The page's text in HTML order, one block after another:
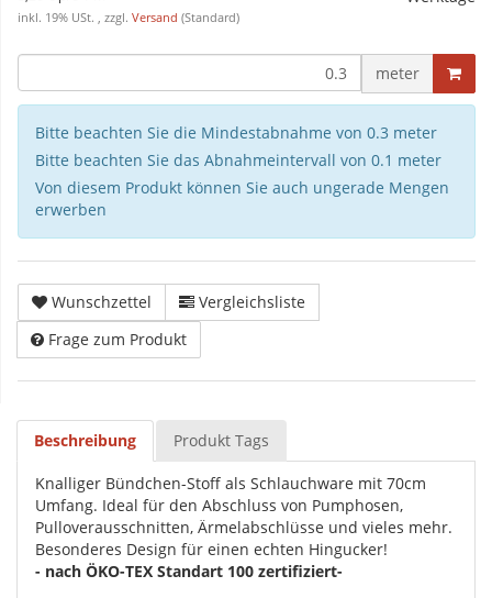
inkl. 19% USt. , zzgl. Versand (Standard)
meter
Bitte beachten Sie die Mindestabnahme von 0.3 meter
Bitte beachten Sie das Abnahmeintervall von 0.1 meter
Von diesem Produkt können Sie auch ungerade Mengen
erwerben
Wunschzettel
Vergleichsliste
Frage zum Produkt
Beschreibung Produkt Tags
Knalliger Bündchen-Stoff als Schlauchware mit 70cm
Umfang. Ideal für den Abschluss von Pumphosen,
Pulloverausschnitten, Ärmelabschlüsse und vieles mehr.
Besonderes Design für einen echten Hingucker!
- nach ÖKO-TEX Standart 100 zertifiziert-